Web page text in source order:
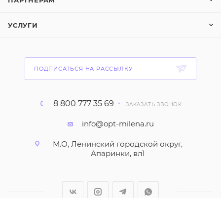
УСЛУГИ
ПОДПИСАТЬСЯ НА РАССЫЛКУ
8 800 777 35 69 ЗАКАЗАТЬ ЗВОНОК
info@opt-milena.ru
М.О, Ленинский городской округ,
Апаринки, вл1